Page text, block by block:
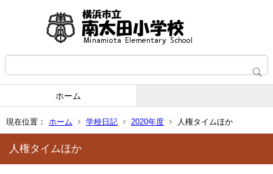
ホーム
現在位置： ホーム 学校日記 2020年度 人権タイムほか
人権タイムほか